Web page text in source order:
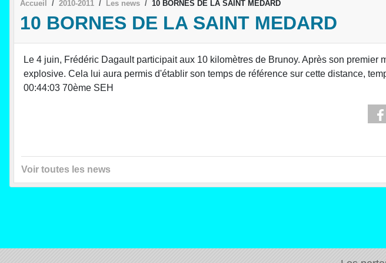
Accueil 2010-2011 Les news 10 BORNES DE LA SAINT MEDARD
10 BORNES DE LA SAINT MEDARD
Le 4 juin, Frédéric Dagault participait aux 10 kilomètres de Brunoy. Après son
explosive. Cela lui aura permis d'établir son temps de référence sur cette distance,
00:44:03 70ème SEH
Voir toutes les news